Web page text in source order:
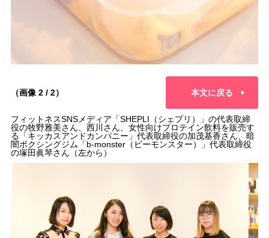
（画像 2 / 2） 本文に戻る
フィットネスSNSメディア「SHEPLI（シェプリ）」の代表取締
役の牧野雅美さん、西川さん、女性向けプロテイン飲料を販売す
る「キッカスアンドカンパニー」代表取締役の加茂基香さん、暗
闇ボクシングジム「b-monster（ビーモンスター）」代表取締役
の塚田眞琴さん（左から）